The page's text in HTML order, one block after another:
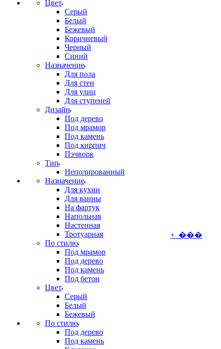
Цвет
Серый
Белый
Бежевый
Коричневый
Черный
Синий
Назначение
Для пола
Для стен
Для улиц
Для ступеней
Дизайн
Под дерево
Под мрамор
Под камень
Под кирпич
Пэчворк
Тип
Неполированный
Назначение
Для кухни
Для ванны
На фартук
Напольная
Настенная
Тротуарная
По стилю
Под мрамор
Под дерево
Под камень
Под бетон
Цвет
Серый
Белый
Бежевый
По стилю
Под дерево
Под камень
+ ���